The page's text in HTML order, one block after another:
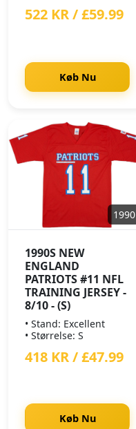
522 KR / £59.99
Køb Nu
1990
1990S NEW
ENGLAND
PATRIOTS #11 NFL
TRAINING JERSEY -
8/10 - (S)
• Stand: Excellent
• Størrelse: S
418 KR / £47.99
Køb Nu